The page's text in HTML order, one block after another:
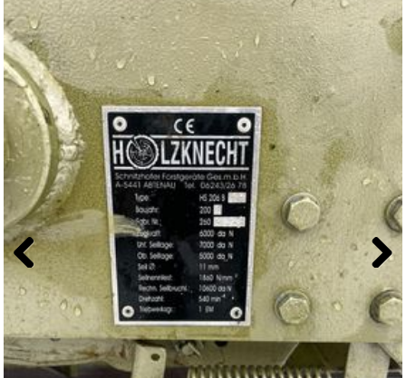
Previous Next